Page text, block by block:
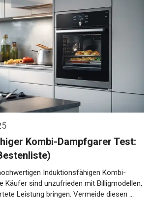
Kombi-Dampfgarer Test:
Induktionsfähigen Kombi-
Käufer sind unzufrieden mit Billigmodellen,
Leistung bringen. Vermeide diesen …